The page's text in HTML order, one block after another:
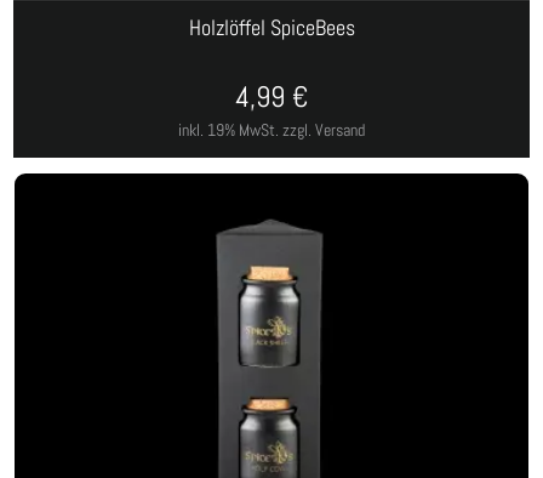
Holzlöffel SpiceBees
inkl. 19% MwSt. zzgl. Versand
4,99 €